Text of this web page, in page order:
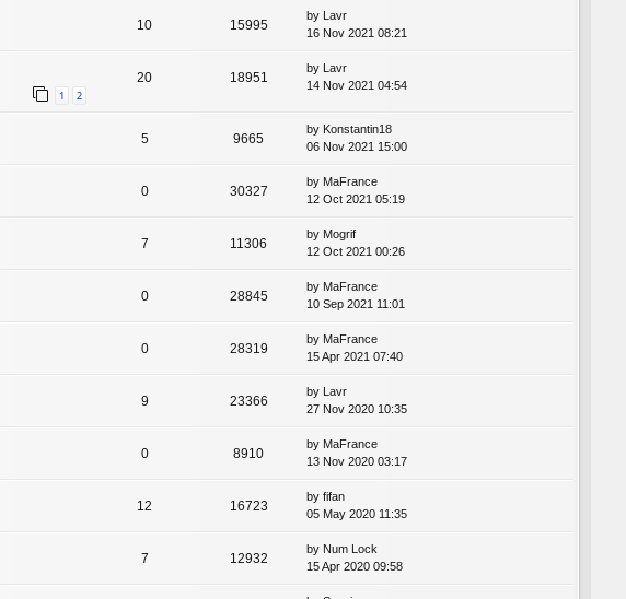
10 15995
by Lavr
16 Nov 2021 08:21
1 2
20 18951
by Lavr
14 Nov 2021 04:54
5 9665
by Konstantin18
06 Nov 2021 15:00
0 30327
by MaFrance
12 Oct 2021 05:19
7 11306
by Mogrif
12 Oct 2021 00:26
0 28845
by MaFrance
10 Sep 2021 11:01
0 28319
by MaFrance
15 Apr 2021 07:40
9 23366
by Lavr
27 Nov 2020 10:35
0 8910
by MaFrance
13 Nov 2020 03:17
12 16723
by fifan
05 May 2020 11:35
7 12932
by Num Lock
15 Apr 2020 09:58